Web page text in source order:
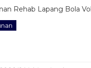
Rehab Lapang Bola